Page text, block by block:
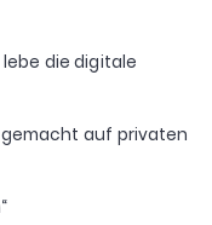
lebe die digitale
auf privaten